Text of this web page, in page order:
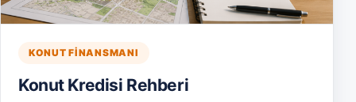
KONUT FINANSMANI
Konut Kredisi Rehberi